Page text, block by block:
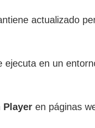
actualizado
en un
Player en páginas